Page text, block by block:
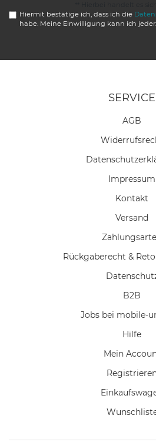
Hiermit bestätige ich, dass ich die
habe. Meine Einwilligung kann ich
SERVICE
AGB
Impressum
Kontakt
Versand
Rückgaberecht &
B2B
Jobs bei mobile-
Hilfe
Mein